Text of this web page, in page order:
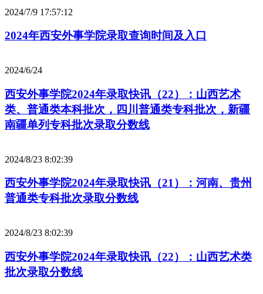
2024/7/9 17:57:12
2024年西安外事学院录取查询时间及入口
2024/6/24
西安外事学院2024年录取快讯（22）：山西艺术
类、普通类本科批次，四川普通类专科批次，新疆
南疆单列专科批次录取分数线
2024/8/23 8:02:39
西安外事学院2024年录取快讯（21）：河南、贵州
普通类专科批次录取分数线
2024/8/23 8:02:39
西安外事学院2024年录取快讯（22）：山西艺术类
批次录取分数线